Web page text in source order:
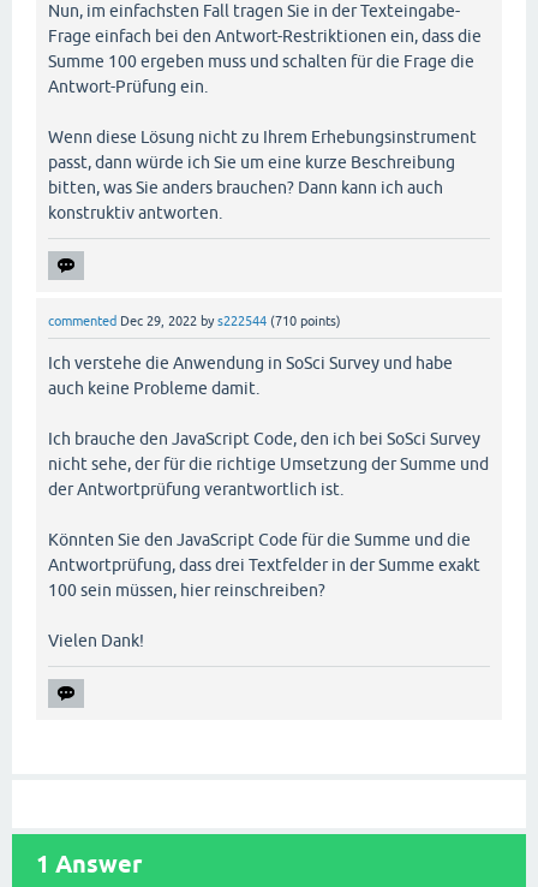
Nun, im einfachsten Fall tragen Sie in der Texteingabe-
Frage einfach bei den Antwort-Restriktionen ein, dass die
Summe 100 ergeben muss und schalten für die Frage die
Antwort-Prüfung ein.
Wenn diese Lösung nicht zu Ihrem Erhebungsinstrument
passt, dann würde ich Sie um eine kurze Beschreibung
bitten, was Sie anders brauchen? Dann kann ich auch
konstruktiv antworten.
commented Dec 29, 2022 bys222544 (710 points)
Ich verstehe die Anwendung in SoSci Survey und habe
auch keine Probleme damit.
Ich brauche den JavaScript Code, den ich bei SoSci Survey
nicht sehe, der für die richtige Umsetzung der Summe und
der Antwortprüfung verantwortlich ist.
Könnten Sie den JavaScript Code für die Summe und die
Antwortprüfung, dass drei Textfelder in der Summe exakt
100 sein müssen, hier reinschreiben?
Vielen Dank!
1 Answer